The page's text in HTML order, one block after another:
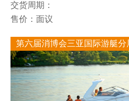
交货周期：
售价：面议
第六届消博会三亚国际游艇